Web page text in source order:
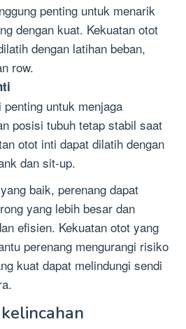
penting untuk menarik
dengan kuat. Kekuatan otot
dengan latihan beban,
row.
untuk menjaga
posisi tubuh tetap stabil saat
otot inti dapat dilatih dengan
dan sit-up.
baik, perenang dapat
yang lebih besar dan
efisien. Kekuatan otot yang
perenang mengurangi risiko
kuat dapat melindungi sendi